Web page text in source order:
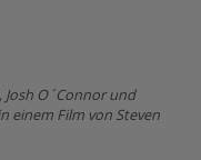
Josh O´Connor und
einem Film von Steven